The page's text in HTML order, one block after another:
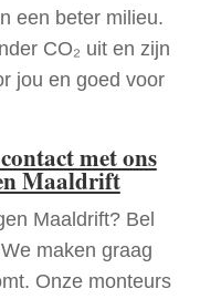
een beter milieu.
CO₂ uit en zijn
jou en goed voor
met ons
Maaldrift
Maaldrift? Bel
maken graag
Onze monteurs